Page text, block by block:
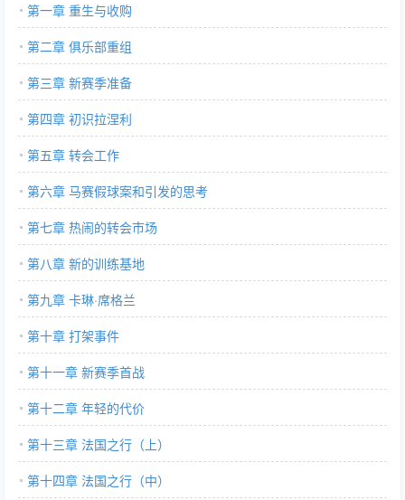
第一章 重生与收购
第二章 俱乐部重组
第三章 新赛季准备
第四章 初识拉涅利
第五章 转会工作
第六章 马赛假球案和引发的思考
第七章 热闹的转会市场
第八章 新的训练基地
第九章 卡琳·席格兰
第十章 打架事件
第十一章 新赛季首战
第十二章 年轻的代价
第十三章 法国之行（上）
第十四章 法国之行（中）